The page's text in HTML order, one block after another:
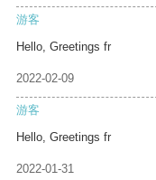
游客
Hello, Greetings fr
2022-02-09
游客
Hello, Greetings fr
2022-01-31